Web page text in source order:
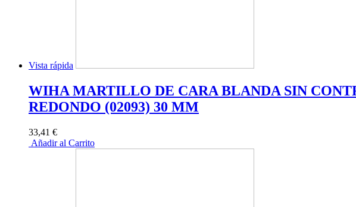
Vista rápida
WIHA MARTILLO DE CARA BLANDA SIN
REDONDO (02093) 30 MM
33,41 €
Añadir al Carrito